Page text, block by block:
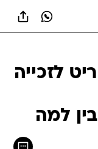
לזכייה
למה